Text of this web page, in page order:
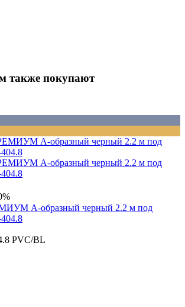
также покупают
А-образный черный 2.2 м под
PVC/BL